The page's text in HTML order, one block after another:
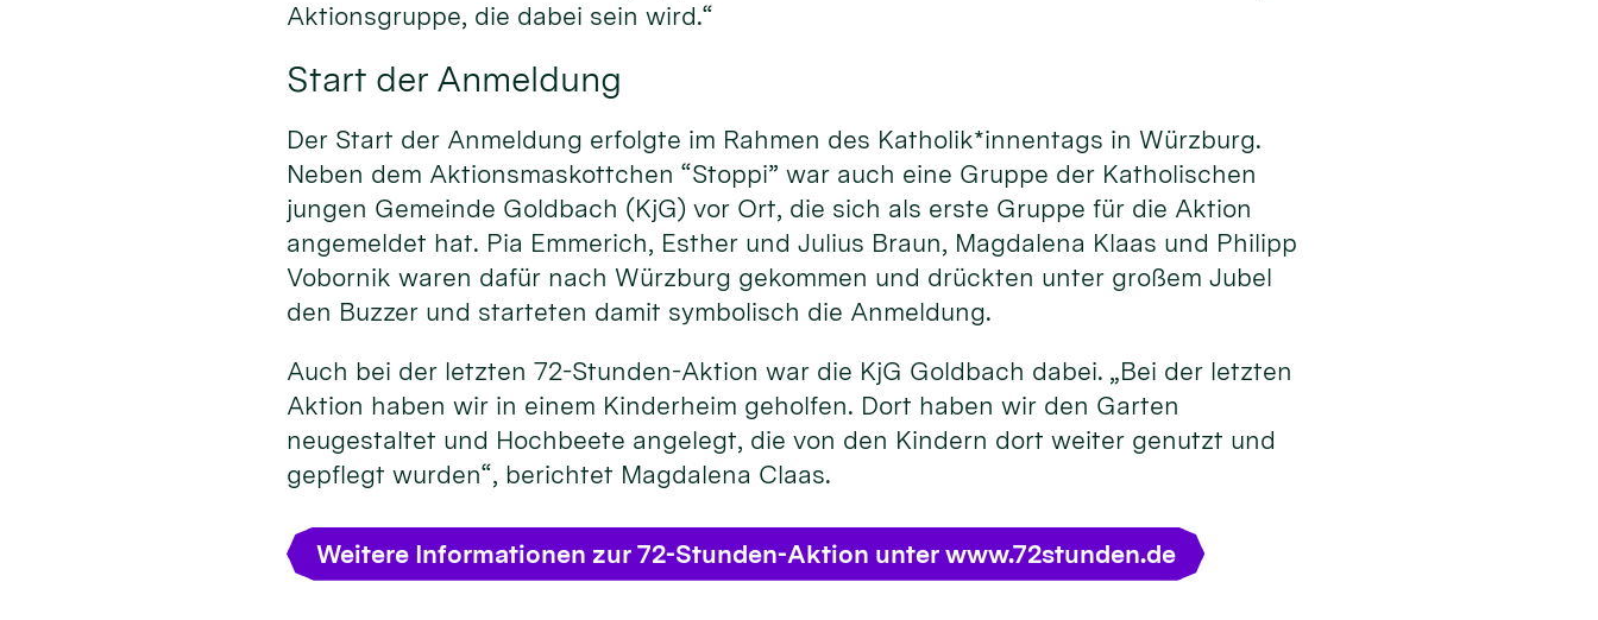
Aktionsgruppe, die dabei sein wird.“
Start der Anmeldung
Der Start der Anmeldung erfolgte im Rahmen des Katholik*innentags in Würzburg.
Neben dem Aktionsmaskottchen “Stoppi” war auch eine Gruppe der Katholischen
jungen Gemeinde Goldbach (KjG) vor Ort, die sich als erste Gruppe für die Aktion
angemeldet hat. Pia Emmerich, Esther und Julius Braun, Magdalena Klaas und Philipp
Vobornik waren dafür nach Würzburg gekommen und drückten unter großem Jubel
den Buzzer und starteten damit symbolisch die Anmeldung.
Auch bei der letzten 72-Stunden-Aktion war die KjG Goldbach dabei. „Bei der letzten
Aktion haben wir in einem Kinderheim geholfen. Dort haben wir den Garten
neugestaltet und Hochbeete angelegt, die von den Kindern dort weiter genutzt und
gepflegt wurden“, berichtet Magdalena Claas.
Weitere Informationen zur 72-Stunden-Aktion unter www.72stunden.de